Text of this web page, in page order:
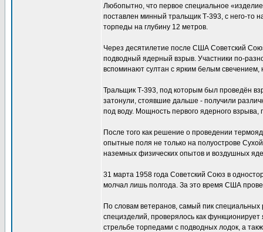
Любопытно, что первое специальное
поставлен минный тральщик Т-393, с него-то
торпеды на глубину 12 метров.
Через десятилетие после США Советский
подводный ядерный взрыв. Участники по-
вспоминают султан с ярким белым свечением,
Тральщик Т-393, под которым был проведён
затонули, стоявшие дальше - получили
под воду. Мощность первого ядерного
После того как решение о проведении
опытные поля не только на полуострове
наземных физических опытов и воздушных
31 марта 1958 года Советский Союз в
молчал лишь полгода. За это время США
По словам ветеранов, самый пик
специзделий, проверялось как
стрельбе торпедами с подводных лодок, а